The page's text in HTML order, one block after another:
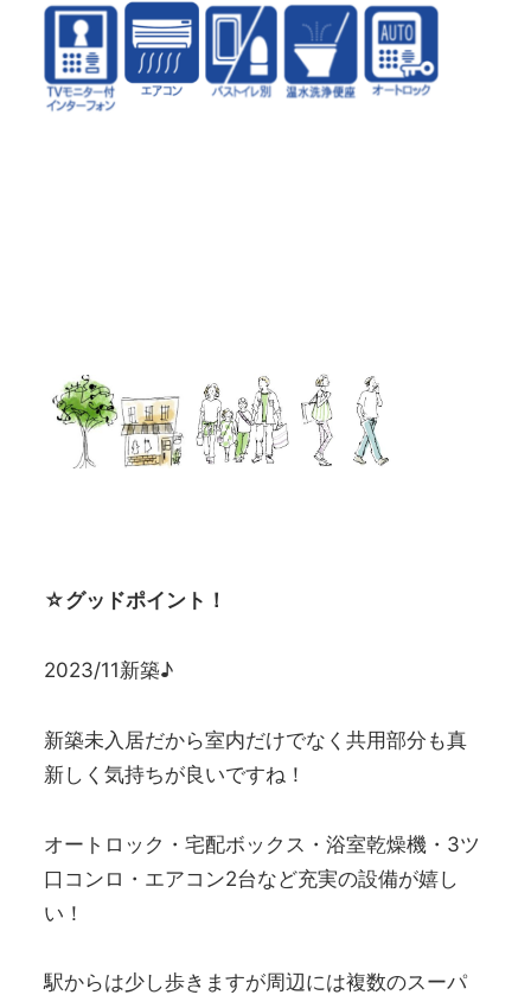
☆グッドポイント！
2023/11新築♪
新築未入居だから室内だけでなく共用部分も真
新しく気持ちが良いですね！
オートロック・宅配ボックス・浴室乾燥機・3ツ
口コンロ・エアコン2台など充実の設備が嬉し
い！
駅からは少し歩きますが周辺には複数のスーパ